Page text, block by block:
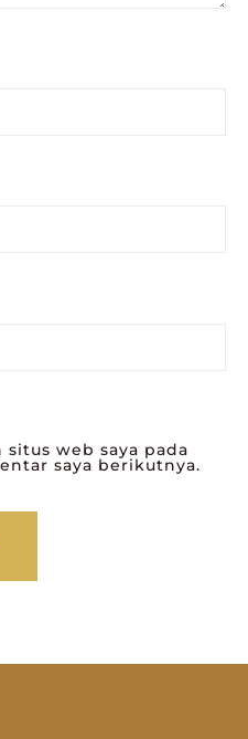
web saya pada
saya berikutnya.